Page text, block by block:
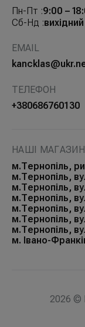
Пн-Пт :9:00 –
Сб-Нд :вихідний
EMAIL
ТЕЛЕФОН
+380686760130
НАШІ
м.Тернопіль,
м.Тернопіль,
м.Тернопіль,
м.Тернопіль,
м.Тернопіль,
м.Тернопіль,
м.Тернопіль,
м. Івано-
2026 ©